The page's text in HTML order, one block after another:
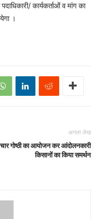
कार्यकर्ताओं व मांग का
।
अगला लेख
गोष्ठी का आयोजन कर आंदोलनकारी
किसानों का किया समर्थन